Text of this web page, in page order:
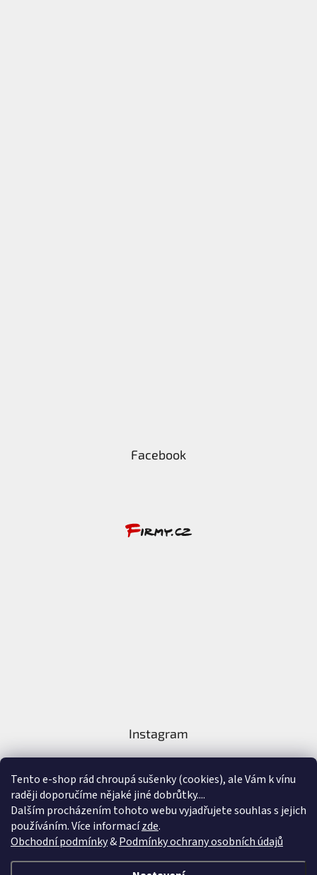
Tento e-shop rád chroupá sušenky (cookies), ale Vám k vínu
raději doporučíme nějaké jiné dobrůtky....
Dalším procházením tohoto webu vyjadřujete souhlas s jejich
používáním. Více informacízde.
Obchodní podmínky&Podmínky ochrany osobních údajů
Facebook
Instagram
Sledovat na Instagramu
Vytvořil Shoptet &